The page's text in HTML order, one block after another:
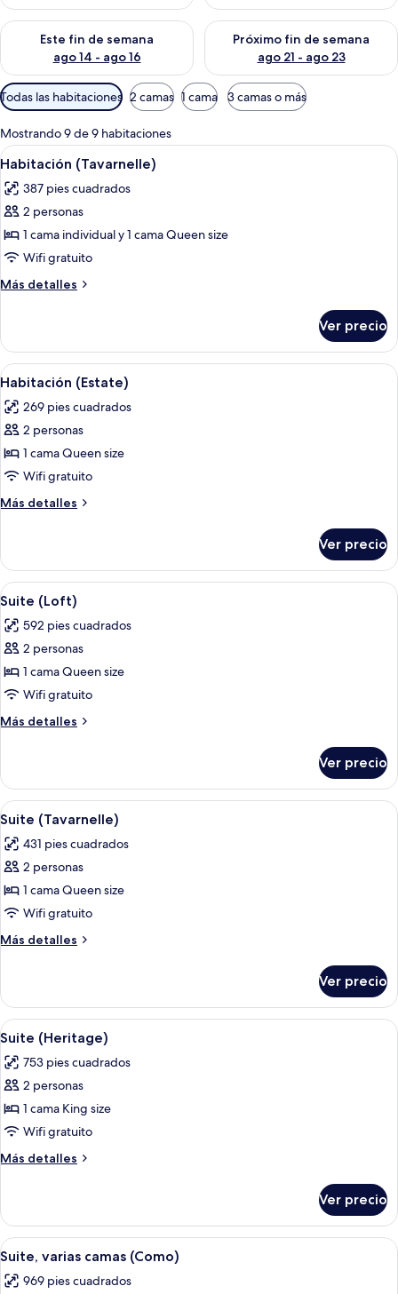
Este fin de semana
ago 14 - ago 16
Consulta la disponibilidad para este fin de semana ago 14 -
Próximo fin de semana
ago 21 - ago 23
Consulta la disponibilidad
Filtros
disponibles
para
las
habitaciones
Todas las habitaciones 2 camas 1 cama 3 camas o más
Mostrando 9 de 9 habitaciones
Abrir
todas
las
fotos
de
Habitación
(Tavarnelle)
Un dormitorio amplio con una cama
3
Habitación (Tavarnelle)
387 pies cuadrados
2 personas
1 cama individual y 1 cama Queen size
Wifi gratuito
Más detalles
Más
(Tavarnelle)
Ver precio
Abrir
todas
las
fotos
de
Habitación
(Estate)
Un dormitorio con cama, mesitas de
2
Habitación (Estate)
269 pies cuadrados
2 personas
1 cama Queen size
Wifi gratuito
Más detalles
Más
(Estate)
Ver precio
Abrir
todas
las
fotos
de
Suite
(Loft)
Un dormitorio con techo inclinado,
2
Suite (Loft)
592 pies cuadrados
2 personas
1 cama Queen size
Wifi gratuito
Más detalles
Más
(Loft)
Ver precio
Abrir
todas
las
fotos
de
Suite
(Tavarnelle)
Un dormitorio moderno con una
1
Suite (Tavarnelle)
431 pies cuadrados
2 personas
1 cama Queen size
Wifi gratuito
Más detalles
Más
(Tavarnelle)
Ver precio
Abrir
todas
las
fotos
de
Suite
(Heritage)
Un dormitorio con una cama
4
Suite (Heritage)
753 pies cuadrados
2 personas
1 cama King size
Wifi gratuito
Más detalles
Más
(Heritage)
Ver precio
Abrir
todas
las
Una habitación de hotel con una
4
Suite, varias camas (Como)
969 pies cuadrados